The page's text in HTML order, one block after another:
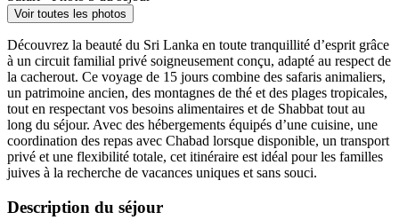
Voir toutes les photos
Découvrez la beauté du Sri Lanka en toute tranquillité d’esprit grâce
à un circuit familial privé soigneusement conçu, adapté au respect de
la cacherout. Ce voyage de 15 jours combine des safaris animaliers,
un patrimoine ancien, des montagnes de thé et des plages tropicales,
tout en respectant vos besoins alimentaires et de Shabbat tout au
long du séjour. Avec des hébergements équipés d’une cuisine, une
coordination des repas avec Chabad lorsque disponible, un transport
privé et une flexibilité totale, cet itinéraire est idéal pour les familles
juives à la recherche de vacances uniques et sans souci.
Description du séjour